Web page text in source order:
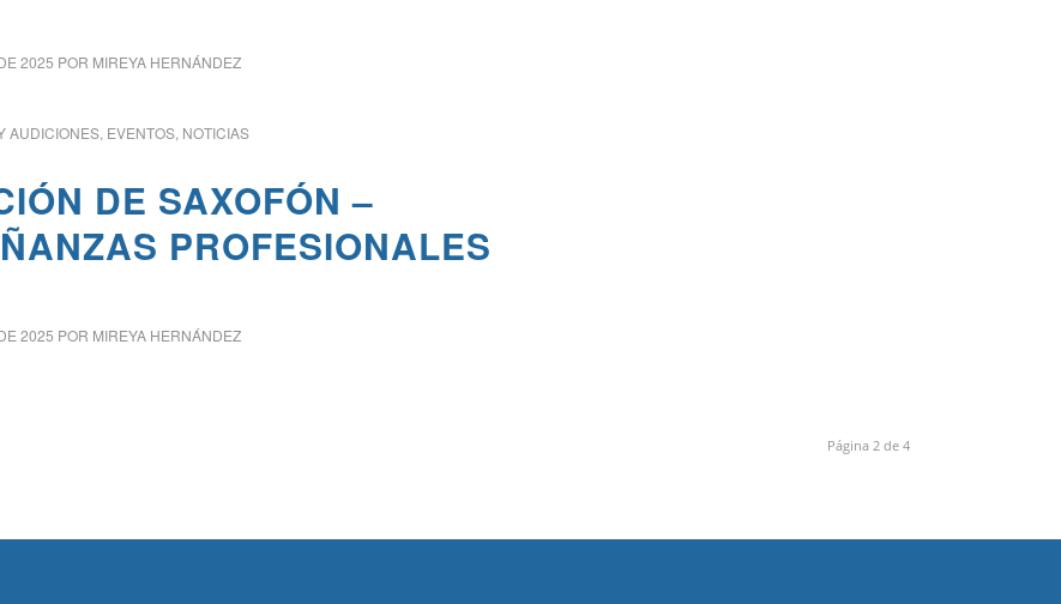
2025 POR MIREYA HERNÁNDEZ
AUDICIONES, EVENTOS, NOTICIAS
DE SAXOFÓN –
PROFESIONALES
2025 POR MIREYA HERNÁNDEZ
Página 2 de 4